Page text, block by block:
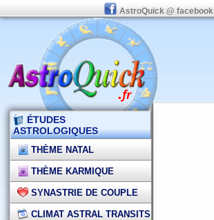
AstroQuick @ facebook
ÉTUDES
ASTROLOGIQUES
THÈME NATAL
THÈME KARMIQUE
SYNASTRIE DE COUPLE
CLIMAT ASTRAL TRANSITS